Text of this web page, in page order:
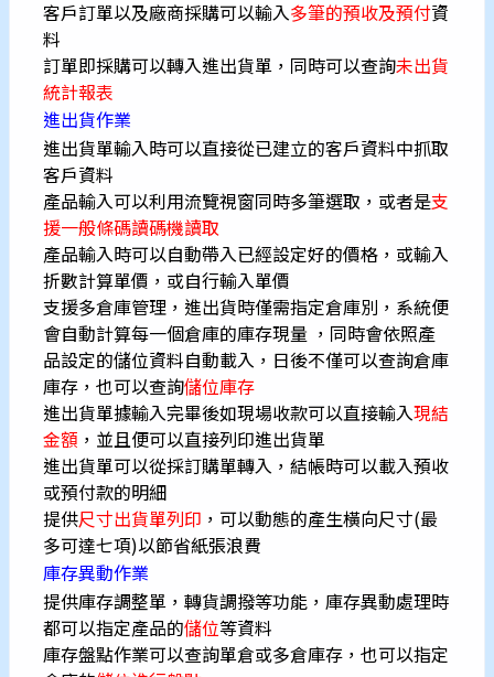
客戶訂單以及廠商採購可以輸入多筆的預收及預付資
料
訂單即採購可以轉入進出貨單，同時可以查詢未出貨
統計報表
進出貨作業
進出貨單輸入時可以直接從已建立的客戶資料中抓取
客戶資料
產品輸入可以利用流覽視窗同時多筆選取，或者是支
援一般條碼讀碼機讀取
產品輸入時可以自動帶入已經設定好的價格，或輸入
折數計算單價，或自行輸入單價
支援多倉庫管理，進出貨時僅需指定倉庫別，系統便
會自動計算每一個倉庫的庫存現量 ，同時會依照產
品設定的儲位資料自動載入，日後不僅可以查詢倉庫
庫存，也可以查詢儲位庫存
進出貨單據輸入完畢後如現場收款可以直接輸入現結
金額 ，並且便可以直接列印進出貨單
進出貨單可以從採訂購單轉入，結帳時可以載入預收
或預付款的明細
提供尺寸出貨單列印 ，可以動態的產生橫向尺寸(最
多可達七項)以節省紙張浪費
庫存異動作業
提供庫存調整單，轉貨調撥等功能，庫存異動處理時
都可以指定產品的儲位等資料
庫存盤點作業可以查詢單倉或多倉庫存，也可以指定